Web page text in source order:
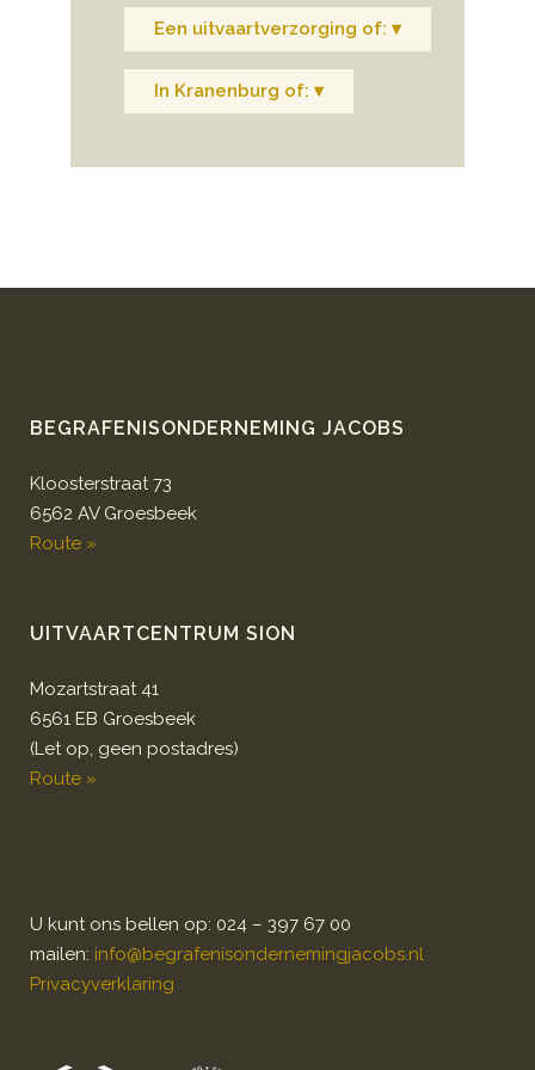
Een uitvaartverzorging of: ▾
In Kranenburg of: ▾
BEGRAFENISONDERNEMING JACOBS
Kloosterstraat 73
6562 AV Groesbeek
Route »
UITVAARTCENTRUM SION
Mozartstraat 41
6561 EB Groesbeek
(Let op, geen postadres)
Route »
U kunt ons bellen op: 024 – 397 67 00
mailen: info@begrafenisondernemingjacobs.nl
Privacyverklaring